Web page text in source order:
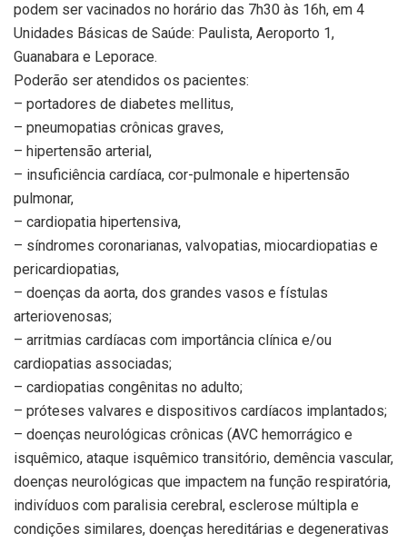
podem ser vacinados no horário das 7h30 às 16h, em 4
Unidades Básicas de Saúde: Paulista, Aeroporto 1,
Guanabara e Leporace.
Poderão ser atendidos os pacientes:
– portadores de diabetes mellitus,
– pneumopatias crônicas graves,
– hipertensão arterial,
– insuficiência cardíaca, cor-pulmonale e hipertensão
pulmonar,
– cardiopatia hipertensiva,
– síndromes coronarianas, valvopatias, miocardiopatias e
pericardiopatias,
– doenças da aorta, dos grandes vasos e fístulas
arteriovenosas;
– arritmias cardíacas com importância clínica e/ou
cardiopatias associadas;
– cardiopatias congênitas no adulto;
– próteses valvares e dispositivos cardíacos implantados;
– doenças neurológicas crônicas (AVC hemorrágico e
isquêmico, ataque isquêmico transitório, demência vascular,
doenças neurológicas que impactem na função respiratória,
indivíduos com paralisia cerebral, esclerose múltipla e
condições similares, doenças hereditárias e degenerativas